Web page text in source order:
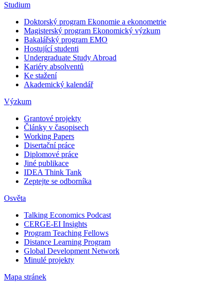
Studium
Doktorský program Ekonomie a ekonometrie
Magisterský program Ekonomický výzkum
Bakalářský program EMO
Hostující studenti
Undergraduate Study Abroad
Kariéry absolventů
Ke stažení
Akademický kalendář
Výzkum
Grantové projekty
Články v časopisech
Working Papers
Disertační práce
Diplomové práce
Jiné publikace
IDEA Think Tank
Zeptejte se odborníka
Osvěta
Talking Economics Podcast
CERGE-EI Insights
Program Teaching Fellows
Distance Learning Program
Global Development Network
Minulé projekty
Mapa stránek